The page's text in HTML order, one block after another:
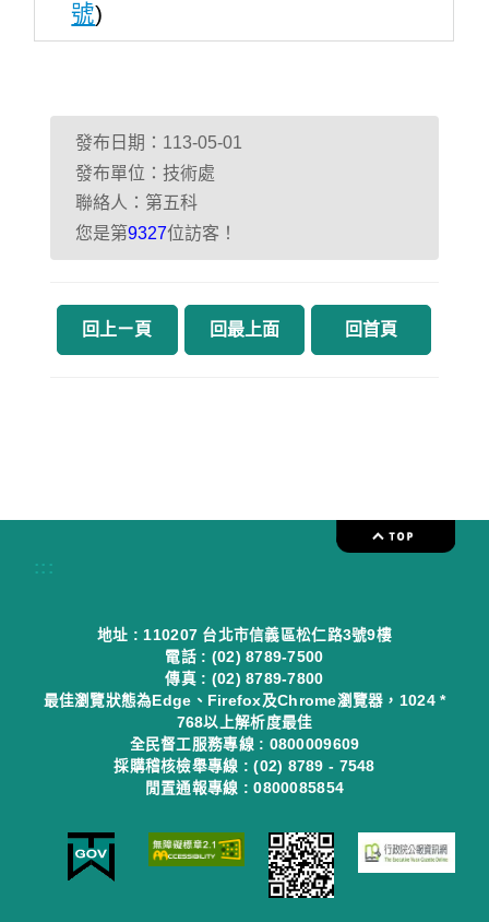
號)
發布日期：113-05-01
發布單位：技術處
聯絡人：第五科
您是第9327位訪客！
回上ㄧ頁 回最上面 回首頁
:::
地址 : 110207 台北市信義區松仁路3號9樓
電話 : (02) 8789-7500
傳真 : (02) 8789-7800
最佳瀏覽狀態為Edge、Firefox及Chrome瀏覽器，1024 *
768以上解析度最佳
全民督工服務專線 : 0800009609
採購稽核檢舉專線 : (02) 8789 - 7548
閒置通報專線 : 0800085854